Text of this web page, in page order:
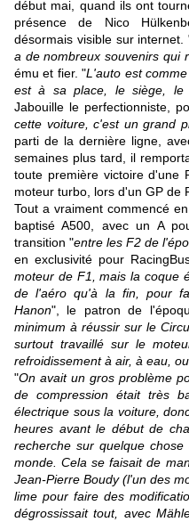
début mai, quand ils ont
présence de Nico
désormais visible sur internet.
a de nombreux souvenirs qui
ému et fier. "L'auto est
est à sa place, le siège, le
Jabouille le perfectionniste,
cette voiture, c'est un grand
parti de la dernière ligne,
semaines plus tard, il
toute première victoire d'une
moteur turbo, lors d'un GP de
Tout a vraiment commencé
baptisé A500, avec un A
transition "entre les F2 de
en exclusivité pour
moteur de F1, mais la coque
de l'aéro qu'à la fin, pour
Hanon", le patron de
minimum à réussir sur le
surtout travaillé sur le
refroidissement à air, à eau,
"On avait un gros problème
de compression était très
électrique sous la voiture,
heures avant le début de
recherche sur quelque
monde. Cela se faisait de
Jean-Pierre Boudy (l'un des
lime pour faire des
dégrossissait tout, avec